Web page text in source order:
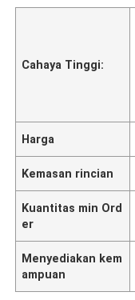
Cahaya Tinggi:
Harga
Kemasan rincian
Kuantitas min Ord
er
Menyediakan kem
ampuan